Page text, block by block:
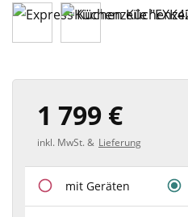
1 799 €
inkl. MwSt. & Lieferung
mit Geräten